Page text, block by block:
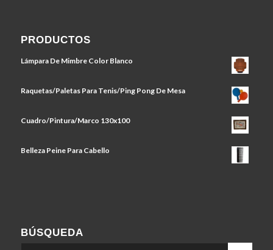
PRODUCTOS
Lámpara De Mimbre Color Blanco
Raquetas/Paletas Para Tenis/Ping Pong De Mesa
Cuadro/Pintura/Marco 130x100
Belleza Peine Para Cabello
BÚSQUEDA